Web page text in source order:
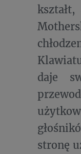
daje
stronę